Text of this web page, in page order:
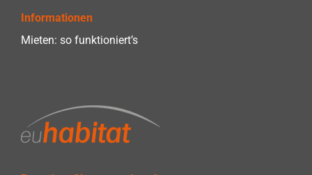
Informationen
Mieten: so funktioniert’s